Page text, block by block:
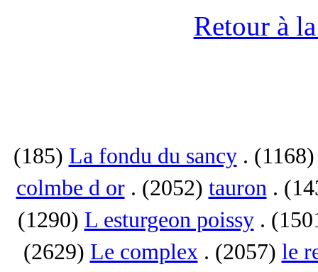
Retour à
(185) La fondu du sancy. (1168)
colmbe d or. (2052) tauron.
(1290) L esturgeon poissy.
(2629) Le complex. (2057) le